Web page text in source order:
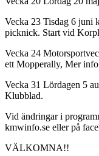
Vecka 23 Tisdag 6 juni
picknick. Start vid
Vecka 24
ett Mopperally, Mer
Vecka 31 Lördagen 5
Klubblad.
Vid ändringar i
kmwinfo.se eller på
VÄLKOMNA!!